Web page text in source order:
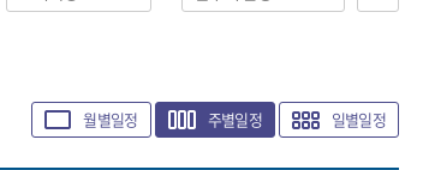
월별일정 주별일정 일별일정